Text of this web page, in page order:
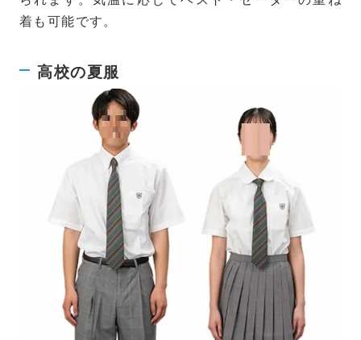
着も可能です。
高校の夏服